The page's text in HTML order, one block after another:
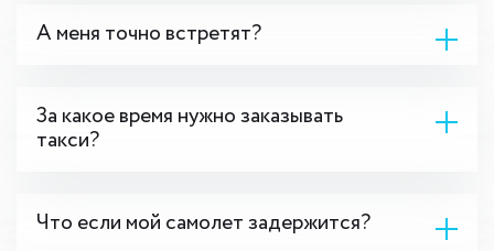
А меня точно встретят?
За какое время нужно заказывать
такси?
Что если мой самолет задержится?